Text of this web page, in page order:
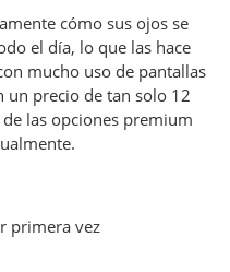
cómo sus ojos se
el día, lo que las hace
mucho uso de pantallas
un precio de tan solo 12
las opciones premium
primera vez